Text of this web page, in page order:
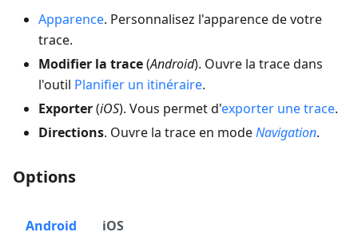
Apparence. Personnalisez l'apparence de votre
trace.
Modifier la trace(Android). Ouvre la trace dans
l'outil Planifier un itinéraire.
Exporter(iOS). Vous permet d'exporter une trace.
Directions. Ouvre la trace en modeNavigation.
Options
Android iOS